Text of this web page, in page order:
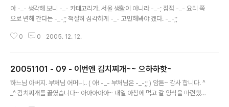
쓸데가 없을것 같아서 그냥 집에 있는 후추로 대체 하기로
했다. 처음에 채끝살을 구입했을때 차갑게 되어 있는 상태
했다. 그때, 채끝살에 올리브유를 살짝 뿌리고, 밑간으로 소
아 -_- 생각해 보니 -_- 카테고리가. 서울 생활이 아니라 -_-; 점점 -_- 요리 쪽
으로 변해 간다는 -_-;; 적절히 심각하게 -_- 고민해봐야 겠다. -_-;;
0 0 2005. 12. 12.
20051101 - 09 - 이번엔 김치찌개~~ 으하하핫~
하느님 아버지. 부처님 어머니.. ( 아! -_- 부처님은 -_-;; ) 암튼~ 감사 합니다. ^
_^ 김치찌개를 끓였습니다~ 아아아아아~ 내일 아침에 먹고 갈 양식을 마련했다